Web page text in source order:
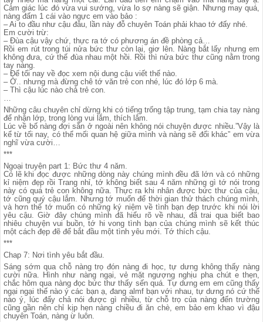
Cảm giác lúc đó vừa vui sướng, vừa lo sợ nàng sẽ giận. Nhưng may quá,
nàng đấm 1 cái vào ngực em vào bảo :
– Ai to đầu như cậu đâu, lần này đỗ chuyên Toán phải khao tớ đấy nhé.
Em cười trừ:
– Đùa cậu vậy chứ, thực ra tớ có phương án đề phòng cả…
Rồi em rút trong túi nửa bức thư còn lại, giơ lên. Nàng bắt lấy nhưng em
không đưa, cứ thế đùa nhau một hồi. Rồi thì nửa bức thư cũng nằm trong
tay nàng.
– Để tối nay về đọc xem nội dung cậu viết thế nào.
– Ờ.. nhưng mà đừng chê tớ văn trẻ con nhé, lúc đó lớp 6 mà.
– Thì cậu lúc nào chả trẻ con.
…
Những câu chuyên chỉ dừng khi có tiếng trống tập trung, tạm chia tay nàng
để nhận lớp, trong lòng vui lắm, thích lắm.
Lúc về bố nàng đợi sẵn ở ngoài nên không nói chuyện được nhiều.”Vậy là
kể từ tối nay, có thể mối quan hệ giữa mình và nàng sẽ đổi khác” em vừa
nghĩ vừa cười…
***
Ngoại truyện part 1: Bức thư 4 năm.
Có lẽ khi đọc được những dòng này chúng mình đều đã lớn và có những
kỉ niệm đẹp rồi Trang nhỉ, tớ không biết sau 4 năm những gì tớ nói trong
này có quá trẻ con không nữa. Thực ra khi nhân được bức thư của cậu,
tớ cũng quý cậu lắm. Nhưng tớ muốn để thời gian thử thách chúng mình,
và hơn thế tớ muốn có những ký niệm về tình bạn đẹp trước khi nói lời
yêu cậu. Giờ đây chúng mình đã hiểu rõ về nhau, đã trai qua biết bao
nhiêu chuyện vui buồn, tớ hi vong tình bạn của chúng mình sẽ kết thúc
một cách đẹp đẽ để bắt đầu một tình yêu mới. Tớ thích cậu.
***
Chap 7: Nơi tình yêu bắt đầu.
Sáng sớm qua chỗ nàng trọ đón nàng đi học, tự dưng không thấy nàng
cười nữa. Hình như nàng ngại, vẻ mặt ngượng nghịu pha chút e thẹn,
chắc hôm qua nàng đọc bức thư thấy sến quá. Tự dưng em em cũng thấy
ngại ngại thế nào ý các bạn ạ, đang almf bạn với nhau, tự dưng nó cứ thế
nào ý, lúc đấy chả nói được gì nhiều, từ chỗ trọ của nàng đến trường
cũng gần nên chỉ kịp hẹn nàng chiều đi ăn chè, em bảo em khao vì đậu
chuyên Toán, nàng ừ luôn.